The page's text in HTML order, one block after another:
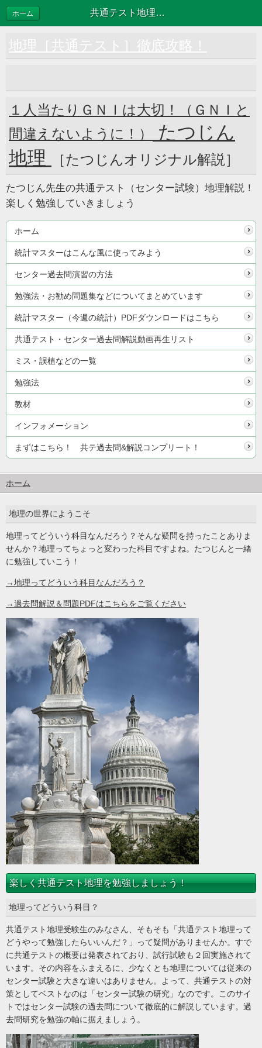
共通テスト地理徹底攻略！ たつじん地理
ホーム
地理［共通テスト］徹底攻略！
１人当たりＧＮＩは大切！（ＧＮＩと
間違えないように！）
たつじん
地理
［たつじんオリジナル解説］
たつじん先生の共通テスト（センター試験）地理解説！
楽しく勉強していきましょう
ホーム
統計マスターはこんな風に使ってみよう
センター過去問演習の方法
勉強法・お勧め問題集などについてまとめています
統計マスター（今週の統計）PDFダウンロードはこちら
共通テスト・センター過去問解説動画再生リスト
ミス・誤植などの一覧
勉強法
教材
インフォメーション
まずはこちら！ 共テ過去問&解説コンプリート！
ホーム
地理の世界にようこそ
地理ってどういう科目なんだろう？そんな疑問を持ったことありま
せんか？地理ってちょっと変わった科目ですよね。たつじんと一緒
に勉強していこう！
→地理ってどういう科目なんだろう？
→過去問解説＆問題PDFはこちらをご覧ください
楽しく共通テスト地理を勉強しましょう！
地理ってどういう科目？
共通テスト地理受験生のみなさん、そもそも「共通テスト地理って
どうやって勉強したらいいんだ？」って疑問がありませんか。すで
に共通テストの概要は発表されており、試行試験も２回実施されて
います。その内容をふまえるに、少なくとも地理については従来の
センター試験と大きな違いはありません。よって、共通テストの対
策としてベストなのは「センター試験の研究」なのです。このサイ
トではセンター試験の過去問について徹底的に解説しています。過
去問研究を勉強の軸に据えましょう。